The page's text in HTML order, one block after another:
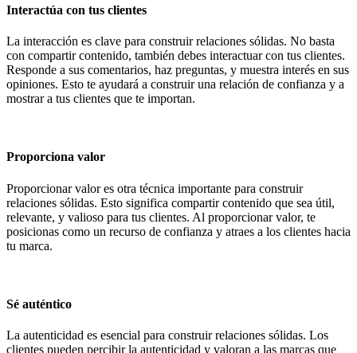
Interactúa con tus clientes
La interacción es clave para construir relaciones sólidas. No basta
con compartir contenido, también debes interactuar con tus clientes.
Responde a sus comentarios, haz preguntas, y muestra interés en sus
opiniones. Esto te ayudará a construir una relación de confianza y a
mostrar a tus clientes que te importan.
Proporciona valor
Proporcionar valor es otra técnica importante para construir
relaciones sólidas. Esto significa compartir contenido que sea útil,
relevante, y valioso para tus clientes. Al proporcionar valor, te
posicionas como un recurso de confianza y atraes a los clientes hacia
tu marca.
Sé auténtico
La autenticidad es esencial para construir relaciones sólidas. Los
clientes pueden percibir la autenticidad y valoran a las marcas que